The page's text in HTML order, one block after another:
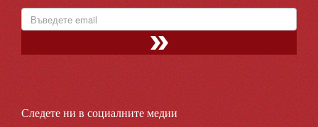
Следете ни в социалните медии